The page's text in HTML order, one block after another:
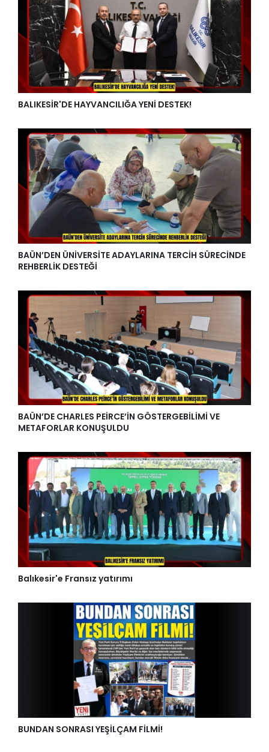
BALIKESİR'DE HAYVANCILIĞA YENİ DESTEK!
BAÜN’DEN ÜNİVERSİTE ADAYLARINA TERCİH SÜRECİNDE
REHBERLİK DESTEĞİ
BAÜN’DE CHARLES PEİRCE’İN GÖSTERGEBİLİMİ VE
METAFORLAR KONUŞULDU
Balıkesir'e Fransız yatırımı
BUNDAN SONRASI YEŞİLÇAM FİLMİ!